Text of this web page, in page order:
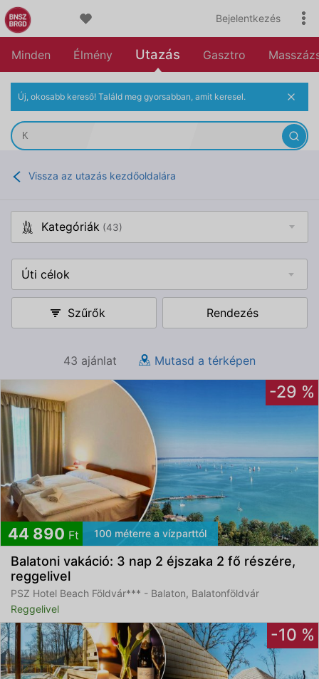
Bejelentkezés
Minden Élmény Utazás Gasztro
Új, okosabb kereső! Találd meg gyorsabban, amit keresel.
Vissza az utazás kezdőoldalára
Kategóriák (43)
Úti célok
Szűrők Rendezés
43 ajánlat Mutasd a térképen
-29 %
44 890 Ft 100 méterre a vízparttól
Balatoni vakáció: 3 nap 2 éjszaka 2 fő részére,
reggelivel
PSZ Hotel Beach Földvár*** - Balaton, Balatonföldvár
Reggelivel
-10 %